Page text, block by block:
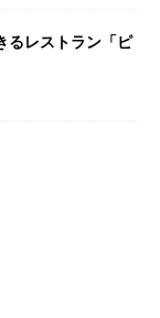
るレストラン「ピ